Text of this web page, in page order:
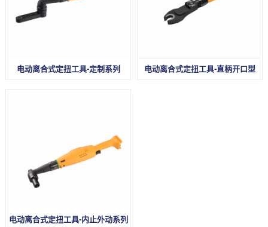
电动离合式定扭工具-定制系列 电动离合式定扭工具-直柄开口型
电动离合式定扭工具-内止外动系列